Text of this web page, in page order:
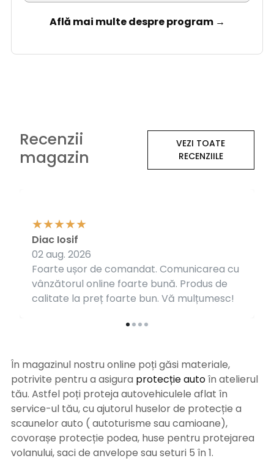
Află mai multe despre program →
Recenzii
magazin
VEZI TOATE
RECENZIILE
Foarte ușor de comandat. Comunicarea cu
vânzătorul online foarte bună. Produs de
calitate la preț foarte bun. Vă mulțumesc!
Diac Iosif
02 aug. 2026
În magazinul nostru online poți găsi materiale,
potrivite pentru a asigura protecție autoîn atelierul
tău. Astfel poți proteja autovehiculele aflat în
service-ul tău, cu ajutorul huselor de protecție a
scaunelor auto ( autoturisme sau camioane),
covorașe protecție podea, huse pentru protejarea
volanului, saci de anvelope sau seturi 5 în 1.